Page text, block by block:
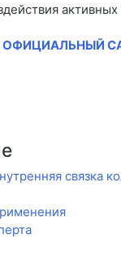
ОФИЦИАЛЬНЫЙ
связка